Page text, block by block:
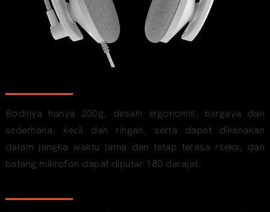
Bodinya hanya 200g, desain ergonomis, bergaya dan
sederhana, kecil dan ringan, serta dapat dikenakan
dalam jangka waktu lama dan tetap terasa rileks, dan
batang mikrofon dapat diputar 180 derajat.